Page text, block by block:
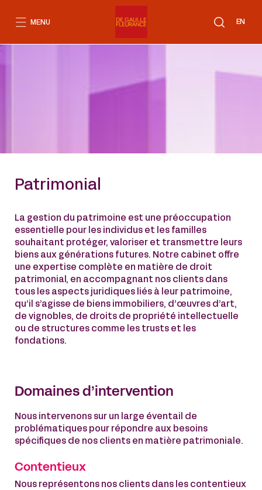
EN
MENU
Patrimonial
La gestion du patrimoine est une préoccupation
essentielle pour les individus et les familles
souhaitant protéger, valoriser et transmettre leurs
biens aux générations futures. Notre cabinet offre
une expertise complète en matière de droit
patrimonial, en accompagnant nos clients dans
tous les aspects juridiques liés à leur patrimoine,
qu’il s’agisse de biens immobiliers, d’œuvres d’art,
de vignobles, de droits de propriété intellectuelle
ou de structures comme les trusts et les
fondations.
Domaines d’intervention
Nous intervenons sur un large éventail de
problématiques pour répondre aux besoins
spécifiques de nos clients en matière patrimoniale.
Contentieux
Nous représentons nos clients dans les contentieux